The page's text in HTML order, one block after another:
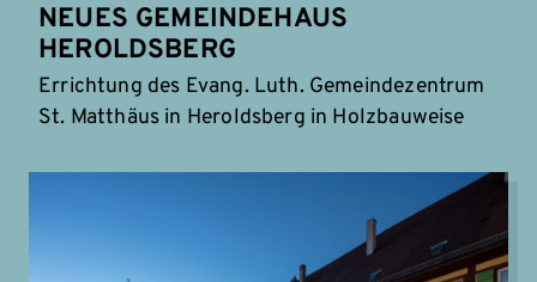
NEUES GEMEINDEHAUS
HEROLDSBERG
Errichtung des Evang. Luth. Gemeindezentrum
St. Matthäus in Heroldsberg in Holzbauweise